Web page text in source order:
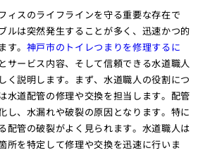
ィスのライフラインを守る重要な存在で
ルは突然発生することが多く、迅速かつ的
。 神戸市のトイレつまりを修理するに
サービス内容、そして信頼できる水道職人
く説明します。まず、水道職人の役割につ
水道配管の修理や交換を担当します。配管
し、水漏れや破裂の原因となります。特に
配管の破裂がよく見られます。水道職人は
所を特定して修理や交換を迅速に行いま